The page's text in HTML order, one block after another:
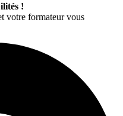
!
votre formateur vous